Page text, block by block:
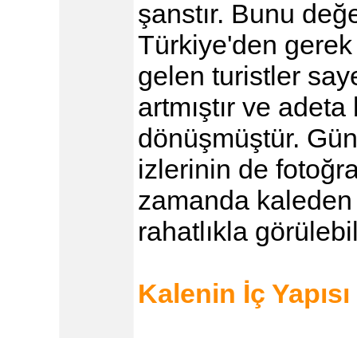
şanstır. Bunu
Türkiye'den
gelen turistler
artmıştır ve
dönüşmüştür.
izlerinin de
zamanda
rahatlıkla
Kalenin İç Yapısı